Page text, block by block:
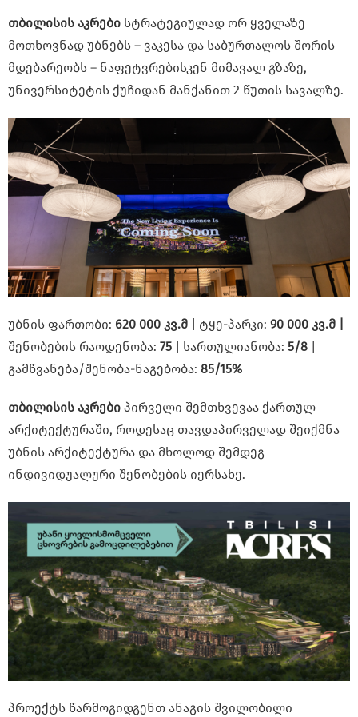
თბილისის აკრები სტრატეგიულად ორ ყველაზე
მოთხოვნად უბნებს – ვაკესა და საბურთალოს შორის
მდებარეობს – ნაფეტვრებისკენ მიმავალ გზაზე,
უნივერსიტეტის ქუჩიდან მანქანით 2 წუთის სავალზე.
უბნის ფართობი: 620 000 კვ.მ | ტყე-პარკი: 90 000 კვ.მ
შენობების რაოდენობა: 75 | სართულიანობა: 5/8
გამწვანება/შენობა-ნაგებობა: 85/15%
თბილისის აკრები პირველი შემთხვევაა ქართულ
არქიტექტურაში, როდესაც თავდაპირველად შეიქმნა
უბნის არქიტექტურა და მხოლოდ შემდეგ
ინდივიდუალური შენობების იერსახე.
პროექტს წარმოგიდგენთ ანაგის შვილობილი